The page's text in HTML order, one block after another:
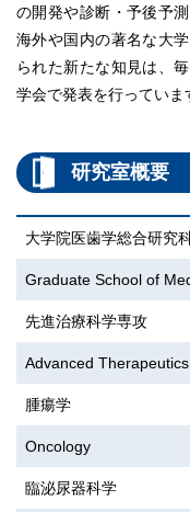
の開発や診断・予後予
海外や国内の著名な大
られた新たな知見は、
学会で発表を行っていま
研究室概要
大学院医歯学総合研究
Graduate School of
先進治療科学専攻
Advanced
腫瘍学
Oncology
臨泌尿器科学